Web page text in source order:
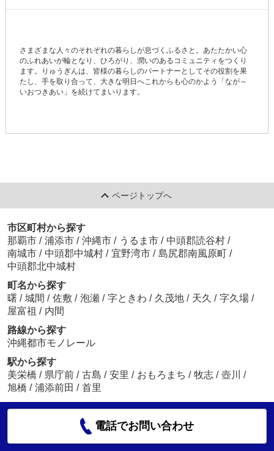
さまざまな人々のそれぞれの暮らしが息づくふるさと。あたたかい心
のふれあいが輪となり、ひろがり、潤いのあるコミュニティをつくり
ます。りゅうぎんは、皆様の暮らしのパートナーとしてその役割を果
たし、手を取り合って、大きな明日へこれからも心のかよう「なが～
いおつきあい」を続けてまいります。
ページトップへ
市区町村から探す
那覇市 / 浦添市 / 沖縄市 / うるま市 / 中頭郡読谷村 /
南城市 / 中頭郡中城村 / 宜野湾市 / 島尻郡南風原町 /
中頭郡北中城村
町名から探す
曙 / 城間 / 佐敷 / 泡瀬 / 字ときわ / 久茂地 / 天久 / 字久場 /
屋富祖 / 内間
路線から探す
沖縄都市モノレール
駅から探す
美栄橋 / 県庁前 / 古島 / 安里 / おもろまち / 牧志 / 壺川
/
旭橋 / 浦添前田 / 首里
電話でお問い合わせ